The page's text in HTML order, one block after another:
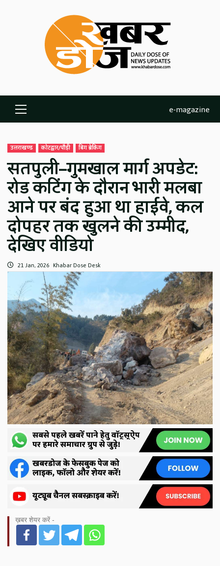
Primary
Menu
e-magazine
उत्तराखण्ड कोटद्वार/पौड़ी बिग ब्रेकिंग
सतपुली–गुमखाल मार्ग अपडेट:
रोड कटिंग के दौरान भारी मलबा
आने पर बंद हुआ था हाईवे, कल
दोपहर तक खुलने की उम्मीद,
देखिए वीडियो
21 Jan, 2026 Khabar Dose Desk
ख़बर शेयर करें -